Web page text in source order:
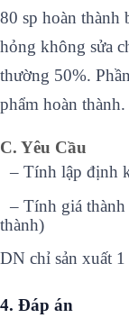
80 sp hoàn thành
hỏng không sửa
thường 50%.
phẩm hoàn thành.
C. Yêu Cầu
Tính lập định
Tính giá thành
thành)
DN chỉ sản xuất
4. Đáp án